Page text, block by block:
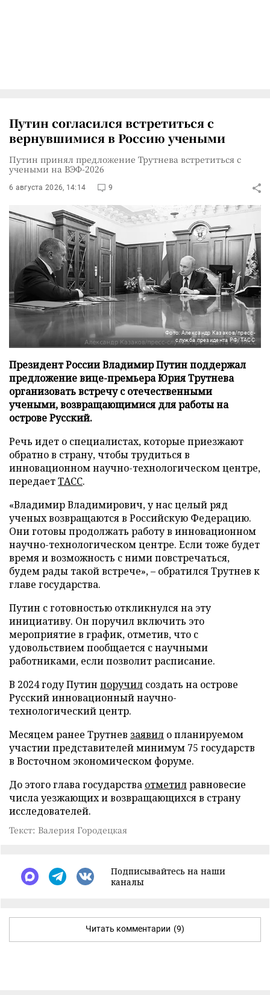
Путин согласился встретиться с
вернувшимися в Россию учеными
Путин принял предложение Трутнева встретиться с
учеными на ВЭФ-2026
6 августа 2026, 14:14 9
Фото: Александр Казаков/пресс-
служба президента РФ/ТАСС
Президент России Владимир Путин поддержал
предложение вице-премьера Юрия Трутнева
организовать встречу с отечественными
учеными, возвращающимися для работы на
острове Русский.
Речь идет о специалистах, которые приезжают
обратно в страну, чтобы трудиться в
инновационном научно-технологическом центре,
передаетТАСС.
«Владимир Владимирович, у нас целый ряд
ученых возвращаются в Российскую Федерацию.
Они готовы продолжать работу в инновационном
научно-технологическом центре. Если тоже будет
время и возможность с ними повстречаться,
будем рады такой встрече», – обратился Трутнев к
главе государства.
Путин с готовностью откликнулся на эту
инициативу. Он поручил включить это
мероприятие в график, отметив, что с
удовольствием пообщается с научными
работниками, если позволит расписание.
В 2024 году Путин поручил создать на острове
Русский инновационный научно-
технологический центр.
Месяцем ранее Трутнев заявил о планируемом
участии представителей минимум 75 государств
в Восточном экономическом форуме.
До этого глава государства отметилравновесие
числа уезжающих и возвращающихся в страну
исследователей.
Текст: Валерия Городецкая
Подписывайтесь на наши
каналы
Читать комментарии (9)